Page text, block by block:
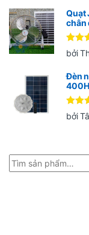
Quạt
chân
Được
hạng 5
bởi
Đèn
400H
Được
hạng 5
bởi